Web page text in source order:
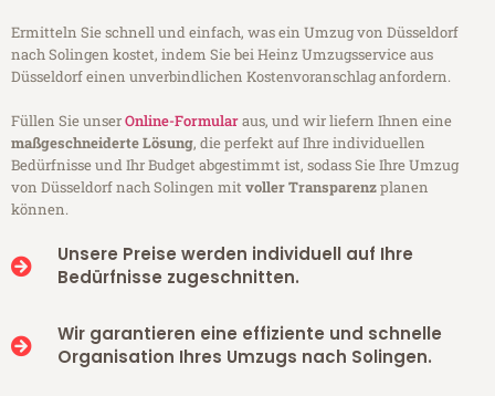
Ermitteln Sie schnell und einfach, was ein Umzug von Düsseldorf
nach Solingen kostet, indem Sie bei Heinz Umzugsservice aus
Düsseldorf einen unverbindlichen Kostenvoranschlag anfordern.
Füllen Sie unserOnline-Formularaus, und wir liefern Ihnen eine
maßgeschneiderte Lösung, die perfekt auf Ihre individuellen
Bedürfnisse und Ihr Budget abgestimmt ist, sodass Sie Ihre Umzug
von Düsseldorf nach Solingen mitvoller Transparenzplanen
können.
Unsere Preise werden individuell auf Ihre
Bedürfnisse zugeschnitten.
Wir garantieren eine effiziente und schnelle
Organisation Ihres Umzugs nach Solingen.